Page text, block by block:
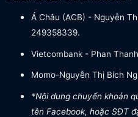
Á Châu (ACB) - Nguyễn
249358339.
Vietcombank - Phan
Momo-Nguyễn Thị Bích
*Nội dung chuyển khoản
tên Facebook, hoặc SĐT